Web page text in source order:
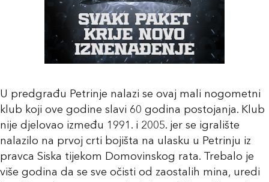
U predgrađu Petrinje nalazi se ovaj mali nogometni
klub koji ove godine slavi 60 godina postojanja. Klub
nije djelovao između 1991. i 2005. jer se igralište
nalazilo na prvoj crti bojišta na ulasku u Petrinju iz
pravca Siska tijekom Domovinskog rata. Trebalo je
više godina da se sve očisti od zaostalih mina, uredi